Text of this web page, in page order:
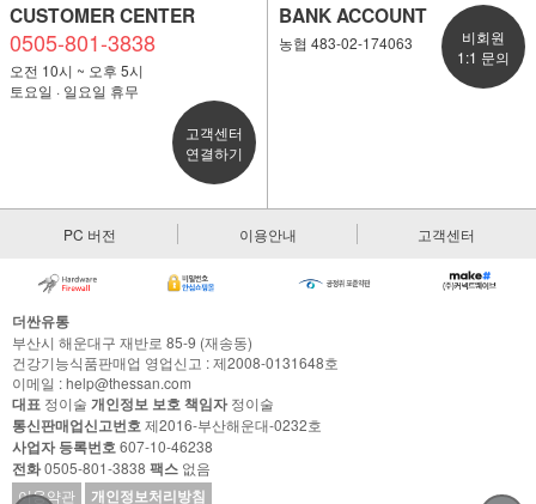
CUSTOMER CENTER
0505-801-3838
오전 10시 ~ 오후 5시
토요일 · 일요일 휴무
고객센터
연결하기
BANK ACCOUNT
농협 483-02-174063
비회원
1:1 문의
PC 버전 이용안내 고객센터
더싼유통
부산시 해운대구 재반로 85-9 (재송동)
건강기능식품판매업 영업신고 : 제2008-0131648호
이메일 : help@thessan.com
대표 정이술 개인정보 보호 책임자정이술
통신판매업신고번호제2016-부산해운대-0232호
사업자 등록번호607-10-46238
전화0505-801-3838 팩스 없음
이용약관
개인정보처리방침